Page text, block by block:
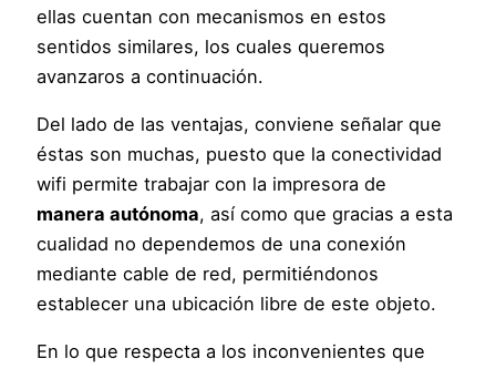
ellas cuentan con mecanismos en estos
sentidos similares, los cuales queremos
avanzaros a continuación.
Del lado de las ventajas, conviene señalar que
éstas son muchas, puesto que la conectividad
wifi permite trabajar con la impresora de
manera autónoma, así como que gracias a esta
cualidad no dependemos de una conexión
mediante cable de red, permitiéndonos
establecer una ubicación libre de este objeto.
En lo que respecta a los inconvenientes que